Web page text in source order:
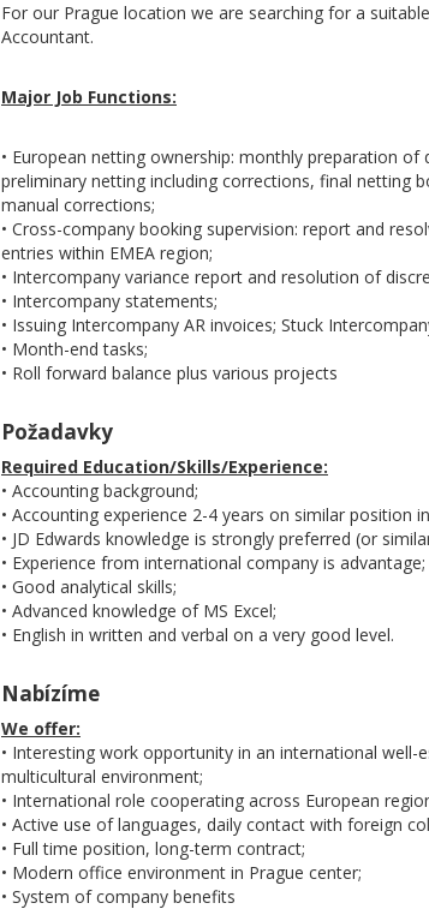
For our Prague location we are searching for a
Accountant.
Major Job Functions:
• European netting ownership: monthly preparation of
preliminary netting including corrections, final netting
manual corrections;
• Cross-company booking supervision: report and
entries within EMEA region;
• Intercompany variance report and resolution of
• Intercompany statements;
• Issuing Intercompany AR invoices; Stuck
• Month-end tasks;
• Roll forward balance plus various projects
Požadavky
Required Education/Skills/Experience:
• Accounting background;
• Accounting experience 2-4 years on similar position
• JD Edwards knowledge is strongly preferred (or
• Experience from international company is advantage;
• Good analytical skills;
• Advanced knowledge of MS Excel;
• English in written and verbal on a very good level.
Nabízíme
We offer:
• Interesting work opportunity in an international well-
multicultural environment;
• International role cooperating across European
• Active use of languages, daily contact with foreign
• Full time position, long-term contract;
• Modern office environment in Prague center;
• System of company benefits